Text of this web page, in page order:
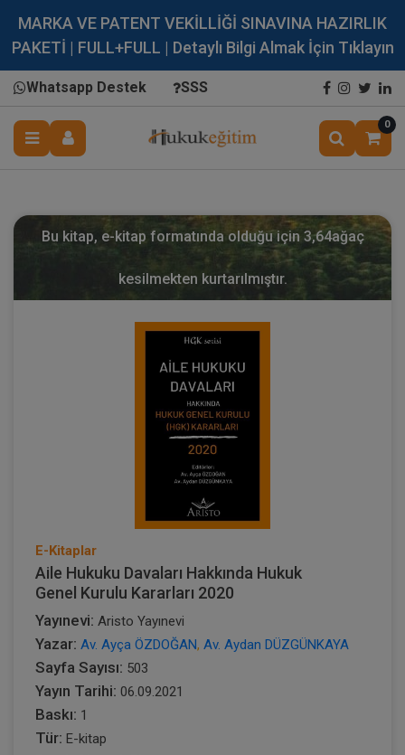
MARKA VE PATENT VEKİLLİĞİ SINAVINA HAZIRLIK
PAKETİ | FULL+FULL | Detaylı Bilgi Almak İçin Tıklayın
Whatsapp Destek SSS
0
Bu kitap, e-kitap formatında olduğu için 3,64ağaç
kesilmekten kurtarılmıştır.
E-Kitaplar
Aile Hukuku Davaları Hakkında Hukuk
Genel Kurulu Kararları 2020
Yayınevi: Aristo Yayınevi
Yazar: Av. Ayça ÖZDOĞAN, Av. Aydan DÜZGÜNKAYA
Sayfa Sayısı: 503
Yayın Tarihi: 06.09.2021
Baskı: 1
Tür: E-kitap